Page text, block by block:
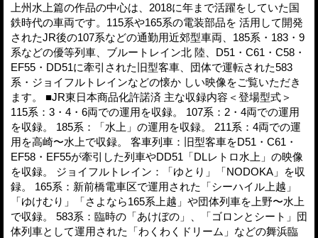
上州水上篇の作品の中心は、2018に年まで活躍をしていた国
鉄時代の車両です。115系や165系の電装部品を 活用して開発
されたJR後の107系などの通勤用近郊型車両、185系・183・9
系などの優等列車、ブルートレイン北 陸、D51・C61・C58・
EF55・DD51に牽引された旧型客車、団体で運転された583
系・ジョイフルトレインなどの懐か しい映像をご覧いただき
ます。 ■JR東日本商品化許諾済 主な収録内容＜登場型式＞
115系：3・4・6両での運用を収録。 107系：2・4両での運用
を収録。 185系：「水上」の運用を収録。 211系：4両での運
用を高崎〜水上で収録。 客車列車：旧型客車をD51・C61・
EF58・EF55が牽引した列車やDD51「DLレトロ水上」の映像
を収録。 ジョイフルトレイン：「ゆとり」「NODOKA」を収
録。 165系：新前橋電車区で運用された「シーハイル上越」
「ゆけむり」「さよなら165系上越」や団体列車を上野〜水上
で収録。 583系：臨時の「あけぼの」、「ゴロンとシート」団
体列車として運用された「わくわくドリーム」などの舞浜臨